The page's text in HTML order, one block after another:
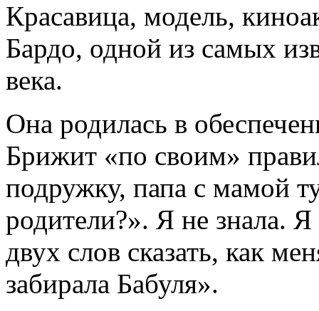
Красавица, модель,
Бардо, одной из самых
века.
Она родилась в
Брижит «по своим»
подружку, папа с мамой
родители?». Я не знала.
двух слов сказать, как
забирала Бабуля».